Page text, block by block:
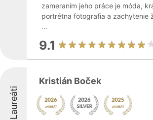
zameraním jeho práce je móda,
portrétna fotografia a zachytenie
...
9.1
Laureáti
Kristián Boček